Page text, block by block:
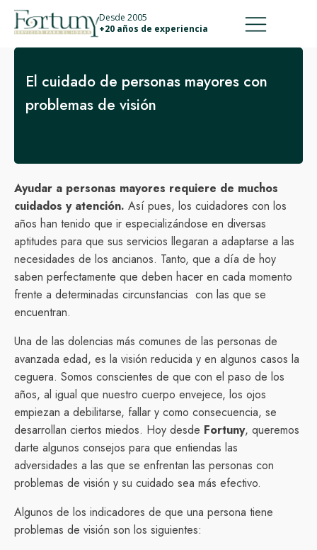
911 887 226
Desde 2005
+20 años de experiencia
El cuidado de personas mayores con
problemas de visión
Ayudar a personas mayores requiere de muchos
cuidados y atención. Así pues, los cuidadores con los
años han tenido que ir especializándose en diversas
aptitudes para que sus servicios llegaran a adaptarse a las
necesidades de los ancianos. Tanto, que a día de hoy
saben perfectamente que deben hacer en cada momento
frente a determinadas circunstancias con las que se
encuentran.
Una de las dolencias más comunes de las personas de
avanzada edad, es la visión reducida y en algunos casos la
ceguera. Somos conscientes de que con el paso de los
años, al igual que nuestro cuerpo envejece, los ojos
empiezan a debilitarse, fallar y como consecuencia, se
desarrollan ciertos miedos. Hoy desde Fortuny, queremos
darte algunos consejos para que entiendas las
adversidades a las que se enfrentan las personas con
problemas de visión y su cuidado sea más efectivo.
Algunos de los indicadores de que una persona tiene
problemas de visión son los siguientes: